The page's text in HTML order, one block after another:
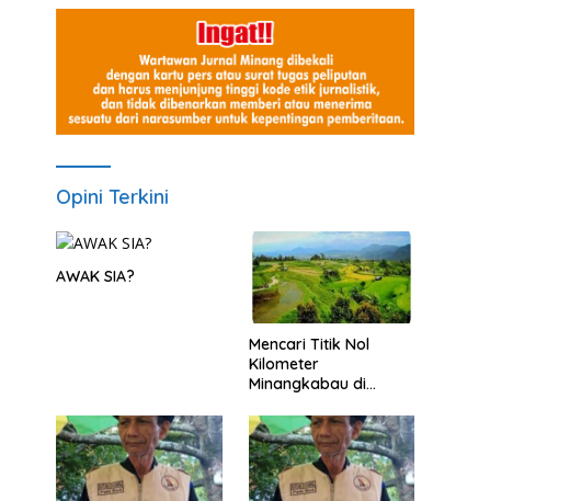
Opini Terkini
AWAK SIA?
Mencari Titik Nol
Kilometer
Minangkabau di
Dimanakah Lokasi
nya?